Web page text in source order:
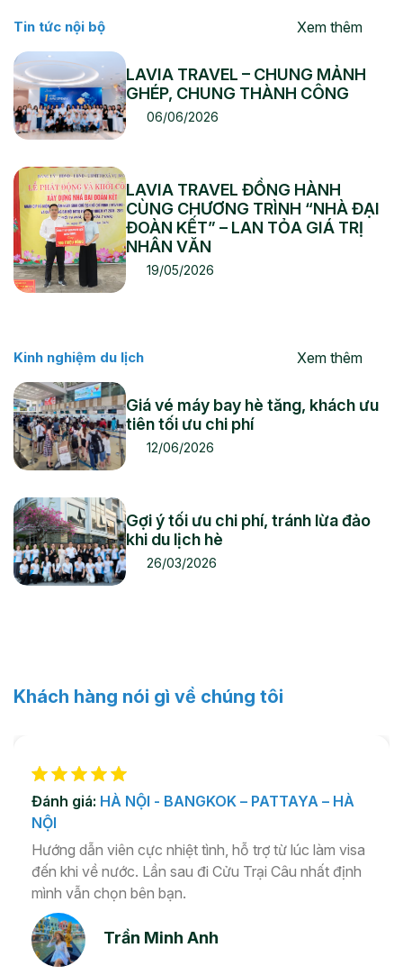
Tin tức nội bộ Xem thêm
LAVIA TRAVEL – CHUNG MẢNH
GHÉP, CHUNG THÀNH CÔNG
06/06/2026
LAVIA TRAVEL ĐỒNG HÀNH
CÙNG CHƯƠNG TRÌNH “NHÀ ĐẠI
ĐOÀN KẾT” – LAN TỎA GIÁ TRỊ
NHÂN VĂN
19/05/2026
Kinh nghiệm du lịch Xem thêm
Giá vé máy bay hè tăng, khách ưu
tiên tối ưu chi phí
12/06/2026
Gợi ý tối ưu chi phí, tránh lừa đảo
khi du lịch hè
26/03/2026
Khách hàng nói gì về chúng tôi
Đánh giá: HÀ NỘI - BANGKOK – PATTAYA – HÀ
NỘI
Hướng dẫn viên cực nhiệt tình, hỗ trợ từ lúc làm visa
đến khi về nước. Lần sau đi Cửu Trại Câu nhất định
mình vẫn chọn bên bạn.
Trần Minh Anh